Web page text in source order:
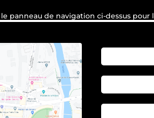
panneau de navigation ci-dessus pour